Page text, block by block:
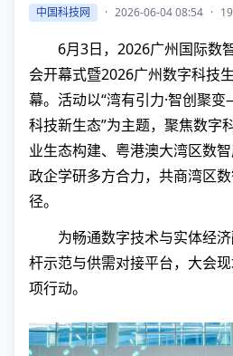
中国科技网 · 2026-06-04 08:54 ·
6月3日，2026广州国际数
会开幕式暨2026广州数字科技
幕。活动以“湾有引力·智创聚
科技新生态”为主题，聚焦数字
业生态构建、粤港澳大湾区数
政企学研多方合力，共商湾区
径。
为畅通数字技术与实体经
杆示范与供需对接平台，大会
项行动。